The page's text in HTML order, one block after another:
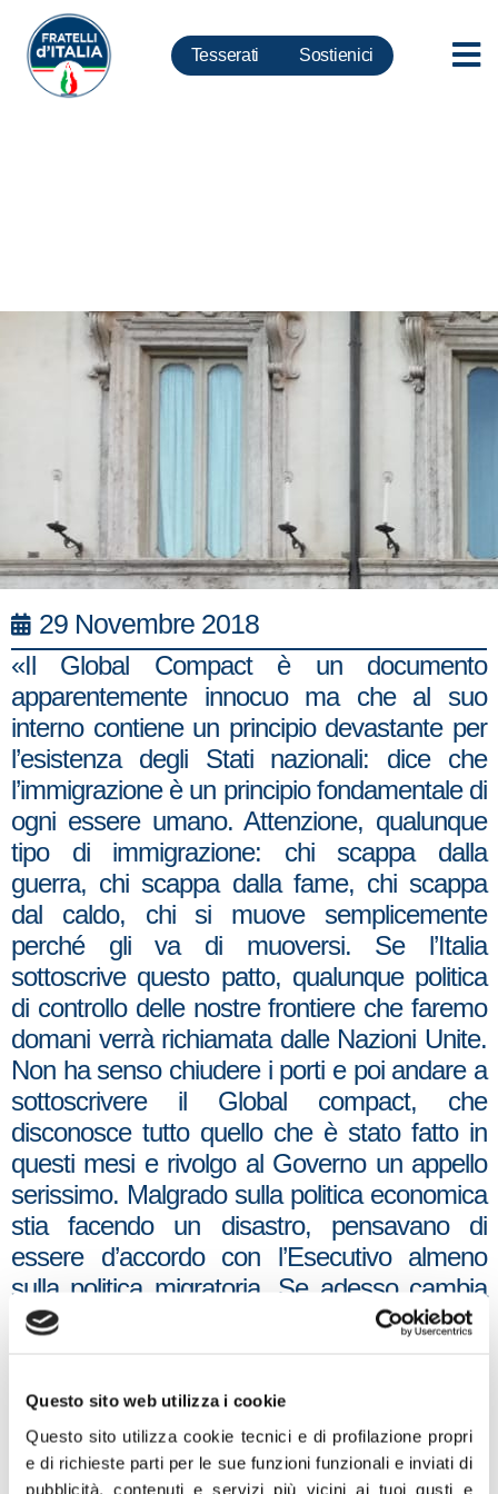
Questo sito web utilizza i cookie
Questo sito utilizza cookie tecnici e di profilazione propri
e di richieste parti per le sue funzioni funzionali e inviati di
pubblicità, contenuti e servizi più vicini ai tuoi gusti e
Tesserati Sostienici
29 Novembre 2018
«Il Global Compact è un documento
apparentemente innocuo ma che al suo
interno contiene un principio devastante per
l’esistenza degli Stati nazionali: dice che
l’immigrazione è un principio fondamentale di
ogni essere umano. Attenzione, qualunque
tipo di immigrazione: chi scappa dalla
guerra, chi scappa dalla fame, chi scappa
dal caldo, chi si muove semplicemente
perché gli va di muoversi. Se l’Italia
sottoscrive questo patto, qualunque politica
di controllo delle nostre frontiere che faremo
domani verrà richiamata dalle Nazioni Unite.
Non ha senso chiudere i porti e poi andare a
sottoscrivere il Global compact, che
disconosce tutto quello che è stato fatto in
questi mesi e rivolgo al Governo un appello
serissimo. Malgrado sulla politica economica
stia facendo un disastro, pensavano di
essere d’accordo con l’Esecutivo almeno
sulla politica migratoria. Se adesso cambia
politica sugli immigrati direi che è il caso di
È quando ha detto il presidente di Fratelli
d’Italia, Giorgia Meloni nel corso del flash
mob organizzato da Fratelli d’Italia sotto